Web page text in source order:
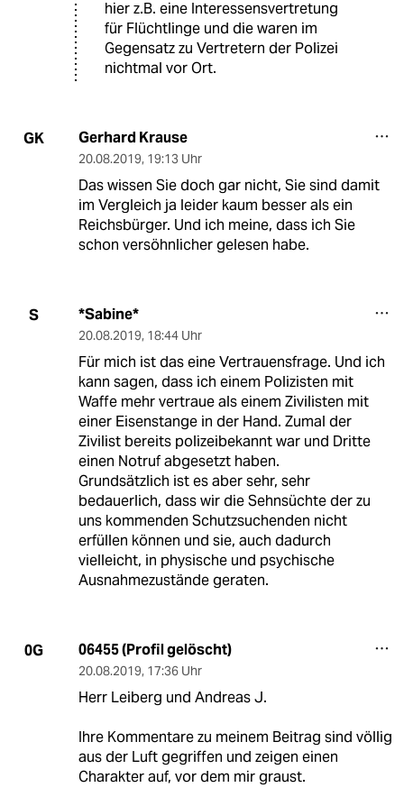
hier z.B. eine Interessensvertretung
für Flüchtlinge und die waren im
Gegensatz zu Vertretern der Polizei
nichtmal vor Ort.
GK Gerhard Krause
20.08.2019, 19:13 Uhr
Das wissen Sie doch gar nicht, Sie sind damit
im Vergleich ja leider kaum besser als ein
Reichsbürger. Und ich meine, dass ich Sie
schon versöhnlicher gelesen habe.
S *Sabine*
20.08.2019, 18:44 Uhr
Für mich ist das eine Vertrauensfrage. Und ich
kann sagen, dass ich einem Polizisten mit
Waffe mehr vertraue als einem Zivilisten mit
einer Eisenstange in der Hand. Zumal der
Zivilist bereits polizeibekannt war und Dritte
einen Notruf abgesetzt haben.
Grundsätzlich ist es aber sehr, sehr
bedauerlich, dass wir die Sehnsüchte der zu
uns kommenden Schutzsuchenden nicht
erfüllen können und sie, auch dadurch
vielleicht, in physische und psychische
Ausnahmezustände geraten.
0G 06455 (Profil gelöscht)
20.08.2019, 17:36 Uhr
Herr Leiberg und Andreas J.
Ihre Kommentare zu meinem Beitrag sind völlig
aus der Luft gegriffen und zeigen einen
Charakter auf, vor dem mir graust.